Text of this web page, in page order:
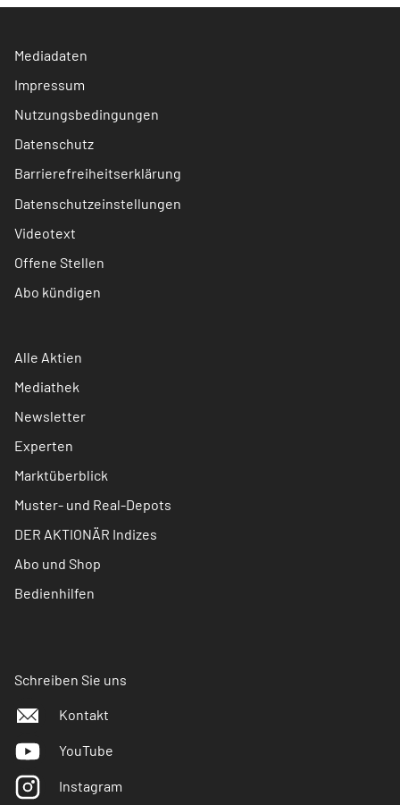
Mediadaten
Impressum
Nutzungsbedingungen
Datenschutz
Barrierefreiheitserklärung
Datenschutzeinstellungen
Videotext
Offene Stellen
Abo kündigen
Alle Aktien
Mediathek
Newsletter
Experten
Marktüberblick
Muster- und Real-Depots
DER AKTIONÄR Indizes
Abo und Shop
Bedienhilfen
Schreiben Sie uns
Kontakt
YouTube
Instagram